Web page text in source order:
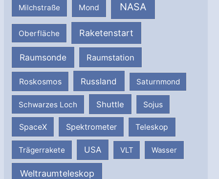
Milchstraße Mond NASA
Oberfläche Raketenstart
Raumsonde Raumstation
Roskosmos Russland Saturnmond
Schwarzes Loch Shuttle Sojus
SpaceX Spektrometer Teleskop
Trägerrakete USA VLT Wasser
Weltraumteleskop